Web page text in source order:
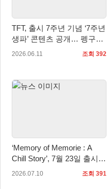
TFT, 출시 7주년 기념 ‘7주년
생파’ 콘텐츠 공개… 펭구의
파티 돌아온다
2026.06.11 조회 392
‘Memory of Memorie : A
Chill Story’, 7월 23일 출시…
한국어 체험판 배포
2026.07.10 조회 391